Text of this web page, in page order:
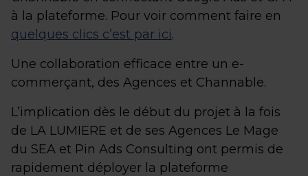
à la plateforme. Pour voir comment faire en
quelques clics c’est par ici.
Une collaboration efficace entre un e-
commerçant, des Agences et Channable.
L’implication dès le début du projet à la fois
de LA LUMIERE et de ses Agences Le Mage
du SEA et Pin Ads Consulting ont permis de
rapidement déployer la plateforme